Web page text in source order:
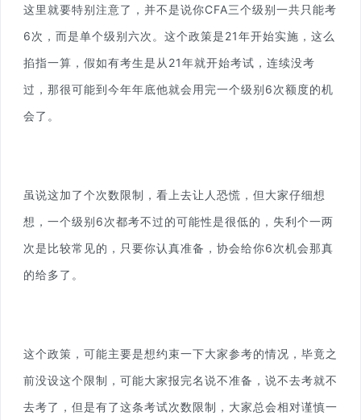
这里就要特别注意了，并不是说你CFA三个级别一共只能考
6次，而是单个级别六次。这个政策是21年开始实施，这么
掐指一算，假如有考生是从21年就开始考试，连续没考
过，那很可能到今年年底他就会用完一个级别6次额度的机
会了。
虽说这加了个次数限制，看上去让人恐慌，但大家仔细想
想，一个级别6次都考不过的可能性是很低的，失利个一两
次是比较常见的，只要你认真准备，协会给你6次机会那真
的给多了。
这个政策，可能主要是想约束一下大家参考的情况，毕竟之
前没设这个限制，可能大家报完名说不准备，说不去考就不
去考了，但是有了这条考试次数限制，大家总会相对谨慎一